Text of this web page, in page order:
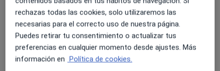
· Premio Dr. Vicente Zaragoza Orts en el año 2000.
· Master en Cirugía Endoscópica Ginecológica
Avanzada por la Universidad de Valencia en el 2004.
· Contrato de Especialista en Obstetricia y
Detalles
Ecografía transvaginal
Detalles
+ 7 servicios
rechazas todas las cookies, solo utilizaremos las
necesarias para el correcto uso de nuestra página.
Puedes retirar tu consentimiento o actualizar tus
preferencias en cualquier momento desde ajustes. Más
información en Política de cookies.